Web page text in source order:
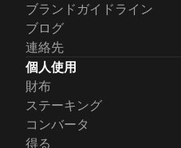
ブランドガイドライン
ブログ
連絡先
個人使用
財布
ステーキング
コンバータ
得る